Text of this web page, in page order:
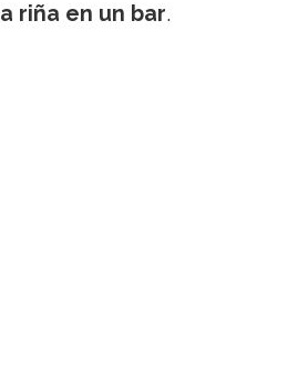
riña en un bar.